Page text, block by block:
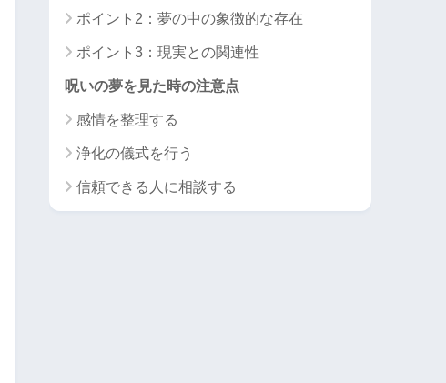
ポイント2：夢の中の象徴的な存在
ポイント3：現実との関連性
呪いの夢を見た時の注意点
感情を整理する
浄化の儀式を行う
信頼できる人に相談する